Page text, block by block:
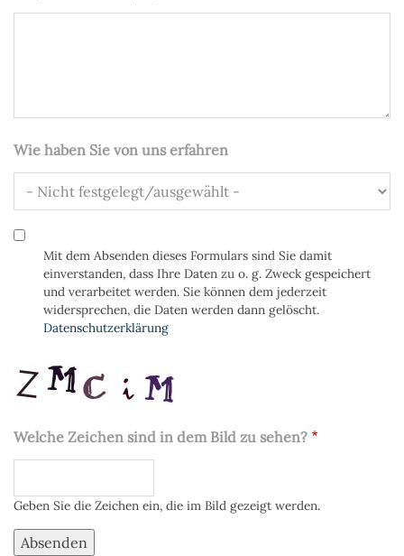
Wie haben Sie von uns erfahren
Datenschutz
Mit dem Absenden dieses Formulars sind Sie damit
einverstanden, dass Ihre Daten zu o. g. Zweck gespeichert
und verarbeitet werden. Sie können dem jederzeit
widersprechen, die Daten werden dann gelöscht.
Datenschutzerklärung
Welche Zeichen sind in dem Bild zu sehen?
Geben Sie die Zeichen ein, die im Bild gezeigt werden.